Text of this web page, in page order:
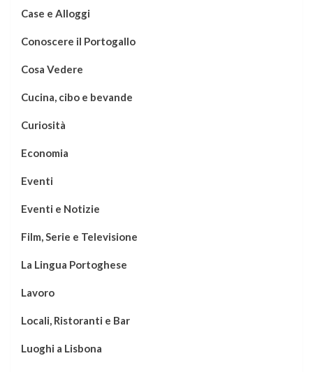
Case e Alloggi
Conoscere il Portogallo
Cosa Vedere
Cucina, cibo e bevande
Curiosità
Economia
Eventi
Eventi e Notizie
Film, Serie e Televisione
La Lingua Portoghese
Lavoro
Locali, Ristoranti e Bar
Luoghi a Lisbona